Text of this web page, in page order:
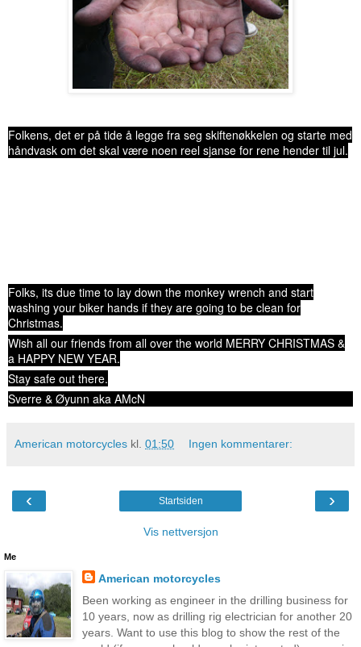
Folkens, det er på tide å legge fra seg skiftenøkkelen og starte med
håndvask om det skal være noen reel sjanse for rene hender til jul.
Folks, its due time to lay down the monkey wrench and start
washing your biker hands if they are going to be clean for
Christmas.
Wish all our friends from all over the world MERRY CHRISTMAS &
a HAPPY NEW YEAR.
Stay safe out there.
Sverre & Øyunn aka AMcN
American motorcycles kl. 01:50 Ingen kommentarer:
‹ ›
Startsiden
Vis nettversjon
Me
American motorcycles
Been working as engineer in the drilling business for
10 years, now as drilling rig electrician for another 20
years. Want to use this blog to show the rest of the